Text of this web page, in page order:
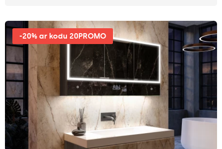
-20% ar kodu 20PROMO